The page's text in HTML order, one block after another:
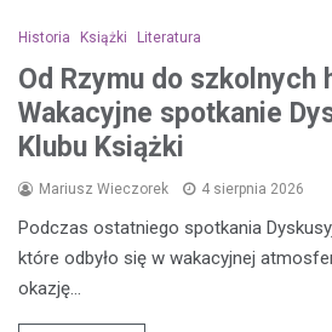
Historia Książki Literatura
Od Rzymu do szkolnych
Wakacyjne spotkanie
Klubu Książki
Mariusz Wieczorek 4 sierpnia 2026
Podczas ostatniego spotkania
które odbyło się w wakacyjnej
okazję…